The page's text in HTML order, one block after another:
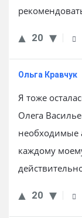
20
Ольга Кравчук
Я тоже
Олега
необходимые
каждому
20